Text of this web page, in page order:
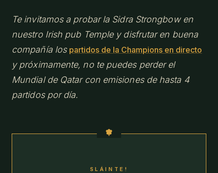
Te invitamos a probar la Sidra Strongbow en
nuestro Irish pub Temple y disfrutar en buena
compañía los partidos de la Champions en directo
y próximamente, no te puedes perder el
Mundial de Qatar con emisiones de hasta 4
partidos por día.
SLÁINTE!